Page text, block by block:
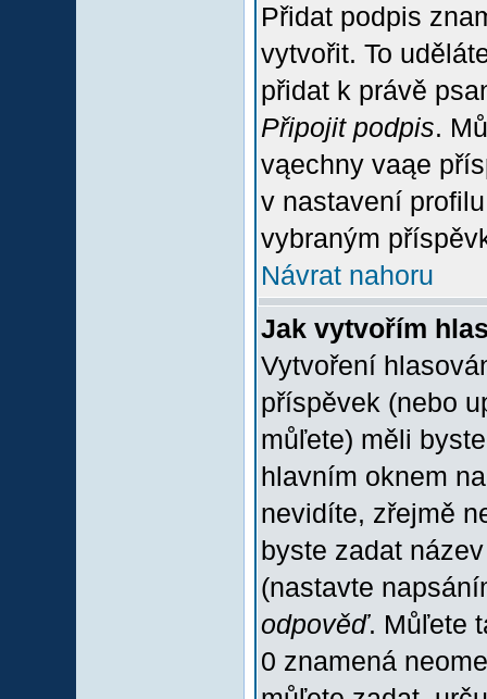
Přidat podpis
vytvořit. To
přidat k právě
Připojit podpis.
vąechny vaąe
v nastavení
vybraným
Návrat nahoru
Jak vytvořím
Vytvoření
příspěvek (nebo
můľete) měli
hlavním oknem
nevidíte, zřejmě
byste zadat
(nastavte
odpověď. Můľete
0 znamená